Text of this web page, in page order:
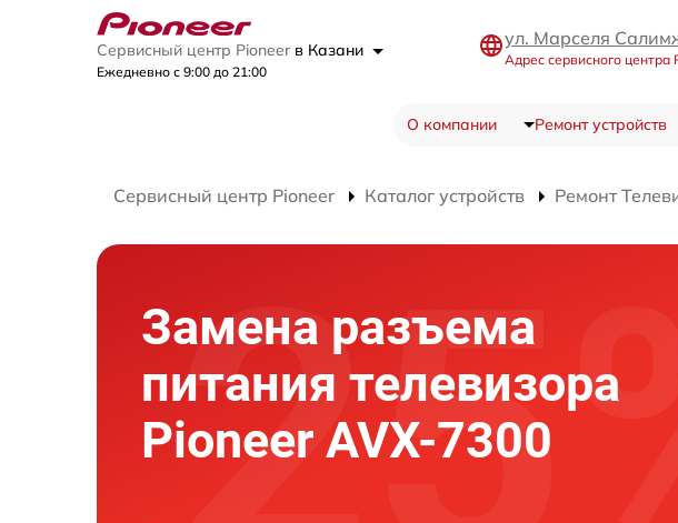
Сервисный центр Pioneer в Казани
Ежедневно с 9:00 до 21:00
ул. Марселя
Адрес сервисного центра
О компании Ремонт устройств
Сервисный центр Pioneer Каталог устройств Ремонт
Замена разъема
питания телевизора
Pioneer AVX-7300